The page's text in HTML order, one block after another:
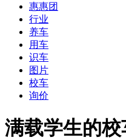
惠惠团
行业
养车
用车
识车
图片
校车
询价
满载学生的